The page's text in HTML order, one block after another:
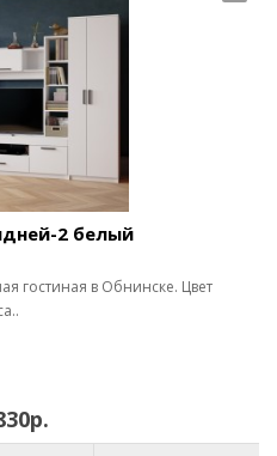
2 белый
гостиная в Обнинске. Цвет